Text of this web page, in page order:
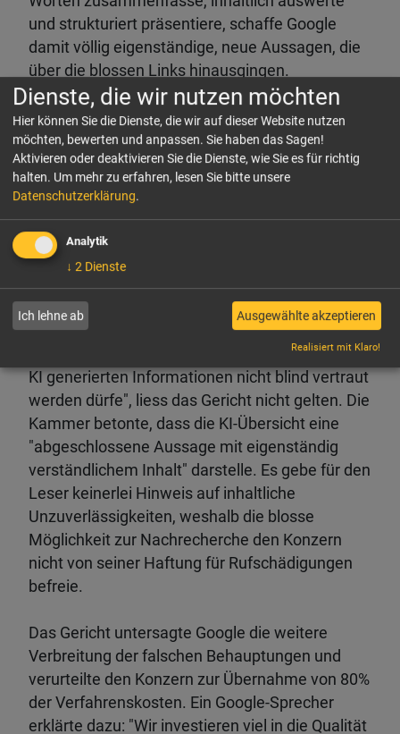
und strukturiert präsentiere, schaffe Google
damit völlig eigenständige, neue Aussagen, die
über die blossen Links hinausgingen.
Entsprechend greife hier auch nicht die
bisherige Rechtsprechung des
Bundesgerichtshofs (BGH), welche
Suchmaschinen-Betreiber bei der reinen
Haftung schütze.
Nutzer sind keine Faktenprüfer für Google
Auch Googles Verteidigungslinie, die Nutzer
könnten die Quellen ja selbst anhand der Links
überprüfen und wüssten ohnehin, "dass den mit
KI generierten Informationen nicht blind vertraut
werden dürfe", liess das Gericht nicht gelten. Die
Kammer betonte, dass die KI-Übersicht eine
"abgeschlossene Aussage mit eigenständig
verständlichem Inhalt" darstelle. Es gebe für den
Leser keinerlei Hinweis auf inhaltliche
Unzuverlässigkeiten, weshalb die blosse
Möglichkeit zur Nachrecherche den Konzern
nicht von seiner Haftung für Rufschädigungen
befreie.
Das Gericht untersagte Google die weitere
Verbreitung der falschen Behauptungen und
verurteilte den Konzern zur Übernahme von 80%
der Verfahrenskosten. Ein Google-Sprecher
erklärte dazu: "Wir investieren viel in die Qualität
Dienste, die wir nutzen möchten
Hier können Sie die Dienste, die wir auf dieser Website nutzen
möchten, bewerten und anpassen. Sie haben das Sagen!
Aktivieren oder deaktivieren Sie die Dienste, wie Sie es für richtig
halten. Um mehr zu erfahren, lesen Sie bitte unsere
Datenschutzerklärung.
Analytik
↓ 2 Dienste
Ich lehne ab Ausgewählte akzeptieren
Realisiert mit Klaro!